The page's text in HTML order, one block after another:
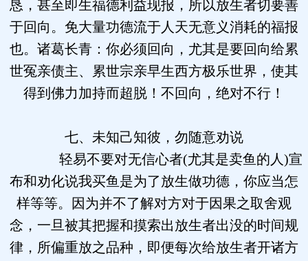
恳，甚至即生福德利益现报，所以放生者切要善
于回向。免大量功德流于人天无意义消耗的福报
也。诸葛长青：你必须回向，尤其是要回向给累
世冤亲债主、累世宗亲早生西方极乐世界，使其
得到佛力加持而超脱！不回向，绝对不行！
七、未知己知彼，勿随意劝说
轻易不要对无信心者(尤其是卖鱼的人)宣
布和劝化说我买鱼是为了放生做功德，你应当怎
样等等。因为并不了解对方对于因果之取舍观
念，一旦被其把握和摸索出放生者出没的时间规
律，所偏重放之品种，即便每次给放生者开诸方